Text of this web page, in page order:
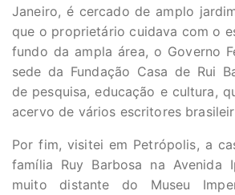
Janeiro, é cercado de amplo
que o proprietário cuidava com o
fundo da ampla área, o Governo
sede da Fundação Casa de Rui
de pesquisa, educação e cultura,
acervo de vários escritores
Por fim, visitei em Petrópolis, a
família Ruy Barbosa na Avenida
muito distante do Museu